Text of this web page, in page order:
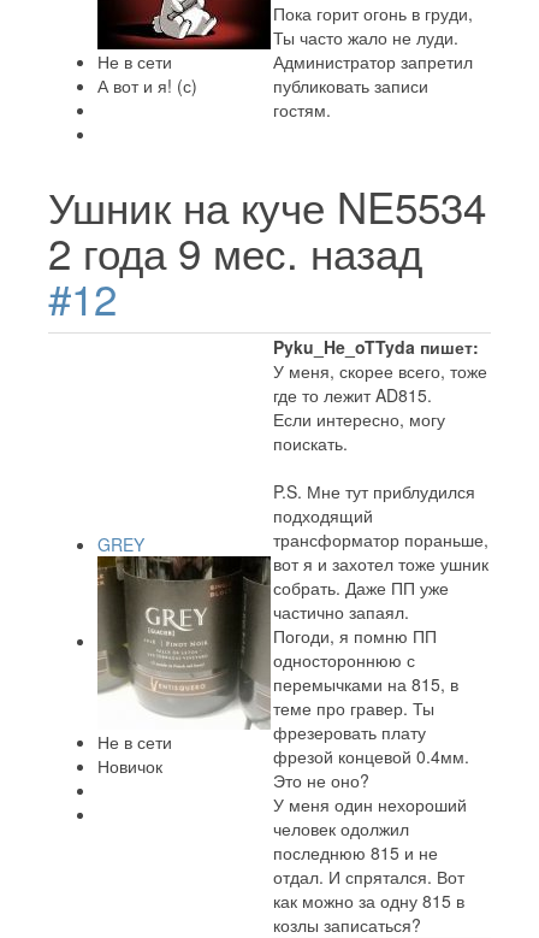
Не в сети
А вот и я! (с)
Пока горит огонь в груди,
Ты часто жало не луди.
Администратор запретил
публиковать записи
гостям.
Ушник на куче NE5534
2 года 9 мес. назад
#12
GREY
Не в сети
Новичок
Pyku_He_oTTyda пишет:
У меня, скорее всего, тоже
где то лежит AD815.
Если интересно, могу
поискать.
P.S. Мне тут приблудился
подходящий
трансформатор пораньше,
вот я и захотел тоже ушник
собрать. Даже ПП уже
частично запаял.
Погоди, я помню ПП
одностороннюю с
перемычками на 815, в
теме про гравер. Ты
фрезеровать плату
фрезой концевой 0.4мм.
Это не оно?
У меня один нехороший
человек одолжил
последнюю 815 и не
отдал. И спрятался. Вот
как можно за одну 815 в
козлы записаться?